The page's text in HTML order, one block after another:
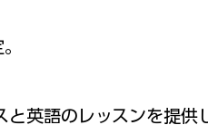
と英語の レッスンを提供